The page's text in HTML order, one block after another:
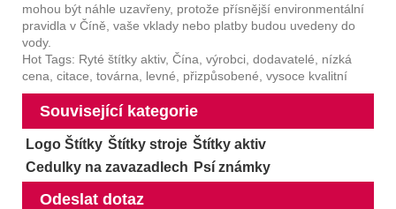
mohou být náhle uzavřeny, protože přísnější environmentální
pravidla v Číně, vaše vklady nebo platby budou uvedeny do
vody.
Hot Tags: Ryté štítky aktiv, Čína, výrobci, dodavatelé, nízká
cena, citace, továrna, levné, přizpůsobené, vysoce kvalitní
Související kategorie
Logo Štítky Štítky stroje Štítky aktiv
Cedulky na zavazadlech Psí známky
Odeslat dotaz